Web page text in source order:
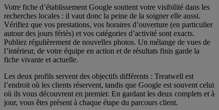
Votre fiche d’établissement Google soutient votre visibilité dans les
recherches locales : il vaut donc la peine de la soigner elle aussi.
Vérifiez que vos prestations, vos horaires d’ouverture (en particulier
autour des jours fériés) et vos catégories d’activité sont exacts.
Publiez régulièrement de nouvelles photos. Un mélange de vues de
l’intérieur, de votre équipe en action et de résultats finis garde la
fiche vivante et actuelle.
Les deux profils servent des objectifs différents : Treatwell est
l’endroit où les clients réservent, tandis que Google est souvent celui
où ils vous découvrent en premier. En gardant les deux complets et à
jour, vous êtes présent à chaque étape du parcours client.